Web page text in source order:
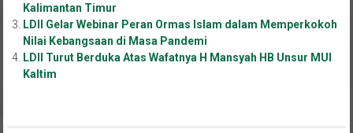
LDII Gelar Webinar Peran Ormas Islam dalam Memperkokoh
Nilai Kebangsaan di Masa Pandemi
LDII Turut Berduka Atas Wafatnya H Mansyah HB Unsur MUI
Kaltim